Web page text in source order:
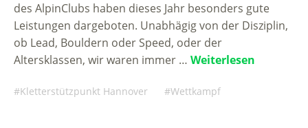
des AlpinClubs haben dieses Jahr besonders gute
Leistungen dargeboten. Unabhägig von der Disziplin,
ob Lead, Bouldern oder Speed, oder der
Altersklassen, wir waren immer … Weiterlesen
Kletterstützpunkt Hannover Wettkampf